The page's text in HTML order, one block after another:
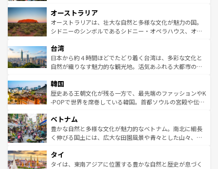
部のニューオーリンズでは、音楽と美食が融合した独特の
文化が魅力。旅行者はアメリカの各地域で異なる魅力を楽
しみながら、その多様性と豊かな歴史を感じることができ
ならではの贅沢な旅のスタイルだ。 なお、新着のアメリカ
情報はコンテンツ一覧を参照してほしい。
ワイ島は見逃せない。また、定番の観光地といえばオアフ
島だが、静かな自然を求めるならマウイ島やカウアイ島が
おすすめ。エメラルドグリーンに輝く海をはじめ、豊かな
れるおもてなしの心で訪れる人々を迎えてくれるハワイの
人々、おいしいローカルフードやハワイアンミュージッ
ク、伝統的なフラダンスなど、すべてがハワイの魅力を彩
ワイを、存分に味わってほしい。 なお、新着のハワイ情報
はコンテンツ一覧を参照してほしい。
オーストラリア
オーストラリアは、壮大な自然と多様な文化が魅力の国。
シドニーのシンボルであるシドニー・オペラハウス、オー
リアリーフや大陸中央部にそびえるウルル（エアーズロッ
ク）、タスマニアの美しい原生林やケアンズの熱帯雨林な
ど、見どころがたくさん。また、カフェやワイン、オージ
いる。アクティビティも充実しており、サーフィンやダイ
ビング、ハイキングなど、アウトドア好きにはたまらな
い。オーストラリアの多彩な魅力を存分に味わいつくそ
参照してほしい。
台湾
日本から約４時間ほどでたどり着く台湾は、多彩な文化と
自然が織りなす魅力的な観光地。活気あふれる大都市の台
ン）、静ひつな山岳地帯である台湾東部など、都市の喧騒
と山間の静けさが共存しており、訪れる人に新しい発見と
驚きをもたらしてくれる。また、奥深い台湾の食文化も魅
容にもいいと評判のスイーツなど、バラエティ豊かな料理
が味わえる。 なお、新着の台湾情報は コンテンツ一覧を参
照してほしい。
韓国
歴史ある王朝文化が残る一方で、最先端のファッションやK
-POPで世界を席巻している韓国。首都ソウルの宮殿や伝統
き、地方に足を延ばせば四季折々の自然美を楽しむことが
できる。そして、キムチや焼肉、絶品のストリートフード
まで、さまざまな韓国料理が待っている。夜には、韓国な
リティに包まれながら、韓国の多彩な魅力を心ゆくまで味
わってみてほしい。 なお、新着の韓国情報はコンテンツ一
ベトナム
豊かな自然と多様な文化が魅力的なベトナム。南北に細長
く伸びる国土には、広大な田園風景や青々とした山々、世
急速な発展と共に伝統が息づく。ハノイの古い町並みやホ
ーチミン市のフランス統治時代の建物も、独特の雰囲気を
タイ
タイは、東南アジアに位置する豊かな自然と歴史が息づく